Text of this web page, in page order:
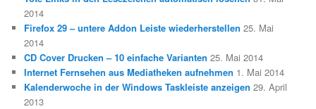
2014
Firefox 29 – untere Addon Leiste wiederherstellen 25. Mai
2014
CD Cover Drucken – 10 einfache Varianten 25. Mai 2014
Internet Fernsehen aus Mediatheken aufnehmen 1. Mai 2014
Kalenderwoche in der Windows Taskleiste anzeigen 29. April
2013